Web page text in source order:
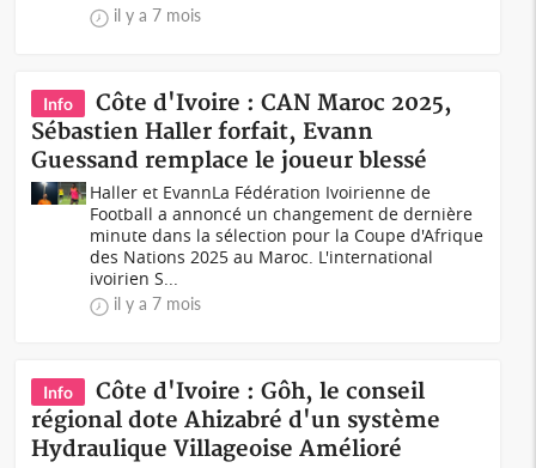
il y a 7 mois
Info
Côte d'Ivoire : CAN Maroc 2025,
Sébastien Haller forfait, Evann
Guessand remplace le joueur blessé
Haller et EvannLa Fédération Ivoirienne de
Football a annoncé un changement de dernière
minute dans la sélection pour la Coupe d'Afrique
des Nations 2025 au Maroc. L'international
ivoirien S...
il y a 7 mois
Info
Côte d'Ivoire : Gôh, le conseil
régional dote Ahizabré d'un système
Hydraulique Villageoise Amélioré